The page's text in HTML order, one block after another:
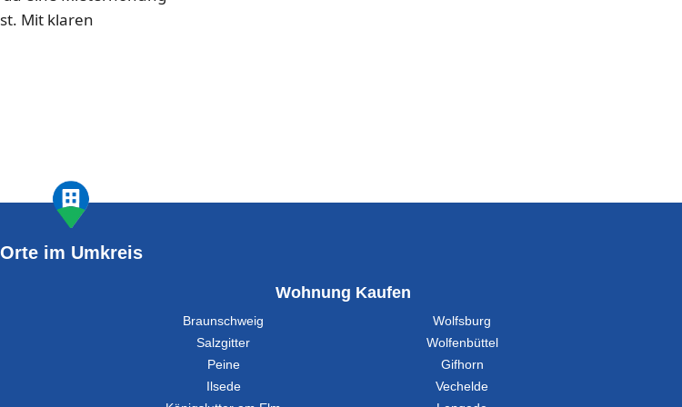
Mit klaren
Orte im Umkreis
Wohnung Kaufen
Braunschweig
Wolfsburg
Salzgitter
Wolfenbüttel
Peine
Gifhorn
Ilsede
Vechelde